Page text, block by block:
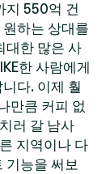
지 550억 건
하는 상대를
대한 많은 사
한 사람에게
다. 이제 훨
만큼 커피 없
러 갈 남사
지역이나 다
기능을 써보